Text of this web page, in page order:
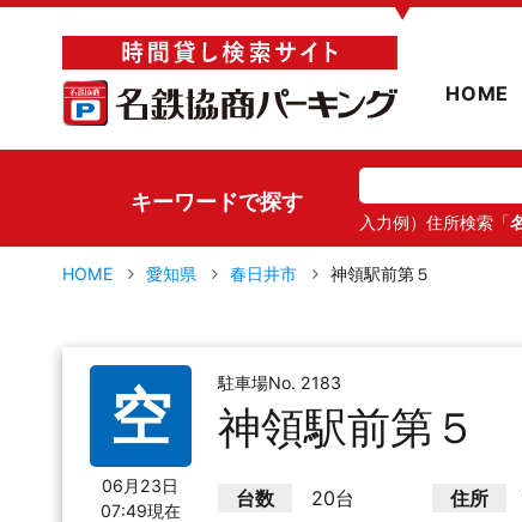
▼
HOME
キーワードで探す
入力例）住所検索「
HOME 愛知県 春日井市 神領駅前第５
空
06月23日
07:49現在
駐車場No. 2183
神領駅前第５
台数 20台 住所